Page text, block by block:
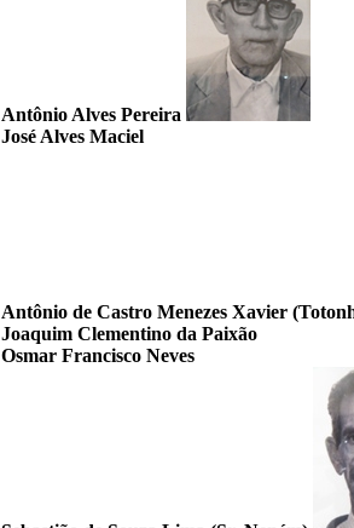
Antônio Alves Pereira
José Alves Maciel
Antônio de Castro Menezes Xavier
Joaquim Clementino da Paixão
Osmar Francisco Neves